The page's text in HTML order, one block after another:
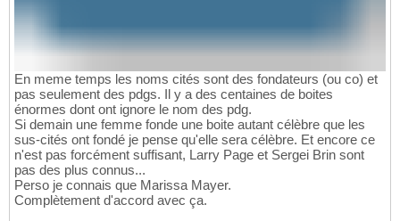
En meme temps les noms cités sont des fondateurs (ou co) et
pas seulement des pdgs. Il y a des centaines de boites
énormes dont ont ignore le nom des pdg.
Si demain une femme fonde une boite autant célèbre que les
sus-cités ont fondé je pense qu'elle sera célèbre. Et encore ce
n'est pas forcément suffisant, Larry Page et Sergei Brin sont
pas des plus connus...
Perso je connais que Marissa Mayer.
Complètement d'accord avec ça.